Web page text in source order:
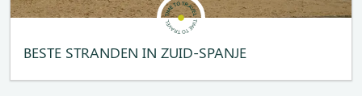
BESTE STRANDEN IN ZUID-SPANJE